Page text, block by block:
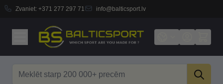
Zvaniet: +371 277 297 71 info@balticsport.lv